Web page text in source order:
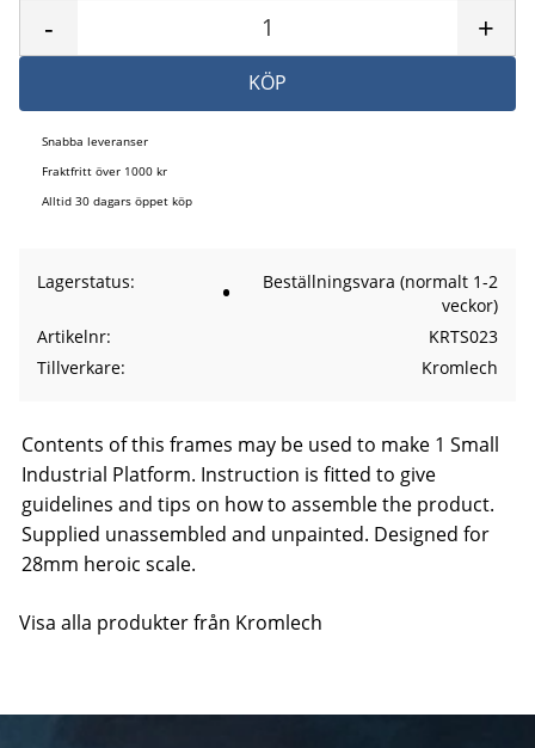
+
-
KÖP
Snabba leveranser
Fraktfritt över 1000 kr
Alltid 30 dagars öppet köp
Lagerstatus
Beställningsvara (normalt 1-2
veckor)
Artikelnr
KRTS023
Tillverkare
Kromlech
Contents of this frames may be used to make 1 Small
Industrial Platform. Instruction is fitted to give
guidelines and tips on how to assemble the product.
Supplied unassembled and unpainted. Designed for
28mm heroic scale.
Visa alla produkter från Kromlech